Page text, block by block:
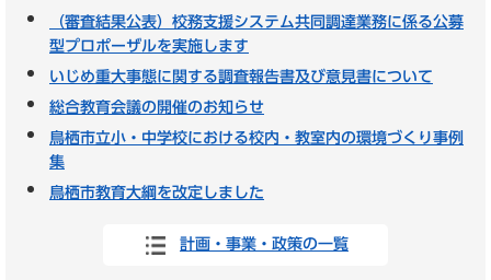
（審査結果公表）校務支援システム共同調達業務に係る公募
型プロポーザルを実施します
いじめ重大事態に関する調査報告書及び意見書について
総合教育会議の開催のお知らせ
鳥栖市立小・中学校における校内・教室内の環境づくり事例
集
鳥栖市教育大綱を改定しました
計画・事業・政策の一覧